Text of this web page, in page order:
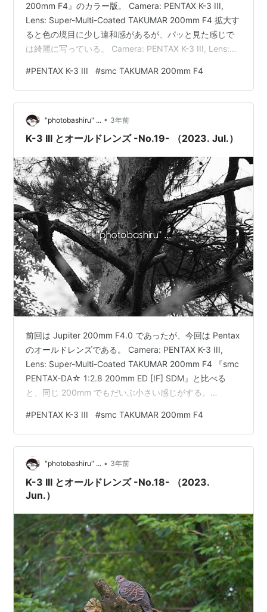
200mm F4』のカラー版。 Camera: PENTAX K-3 III,
Lens: Super-Multi-Coated TAKUMAR 200mm F4 拡大す
ると色の境目に少し違和感があるが、パッと見た感じで
は綺麗に写っている。 Camera: PENTAX K-3 III, Lens:
モニターでは見栄えがよかったのだが、PC 画面に出して
拡大してみると少しもやっとした感じがあった。液晶モ
ニターは当てにならないものである。（拡大…
#PENTAX K-3 III #smc TAKUMAR 200mm F4
"photobashiru" ... • 3年前
K-3 III とオールドレンズ -No.19- （2023. Jul.）
前回は Jupiter 200mm F4.0 であったが、今回は Pentax
のオールドレンズである。 Camera: PENTAX K-3 III,
Lens: Super-Multi-Coated TAKUMAR 200mm F4 『smc
PENTAX-DA☆ 1:2.8 200mm ED [IF] SDM』と比べる
と、同じ 200mm でもだいぶ小さい感じがする。
TAKUMAR 200mm F4 Jupiter 200mm F4.0 と比べても
だいぶ小さく感じる。少し細いのだと思う。 …
#PENTAX K-3 III #smc TAKUMAR 200mm F4
"photobashiru" ... • 3年前
K-3 III とオールドレンズ -No.18- （2023.
Jun.）